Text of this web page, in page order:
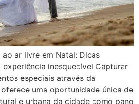
ar livre em Natal: Dicas
experiência inesquecível Capturar
especiais através da
uma oportunidade única de
e urbana da cidade como pano